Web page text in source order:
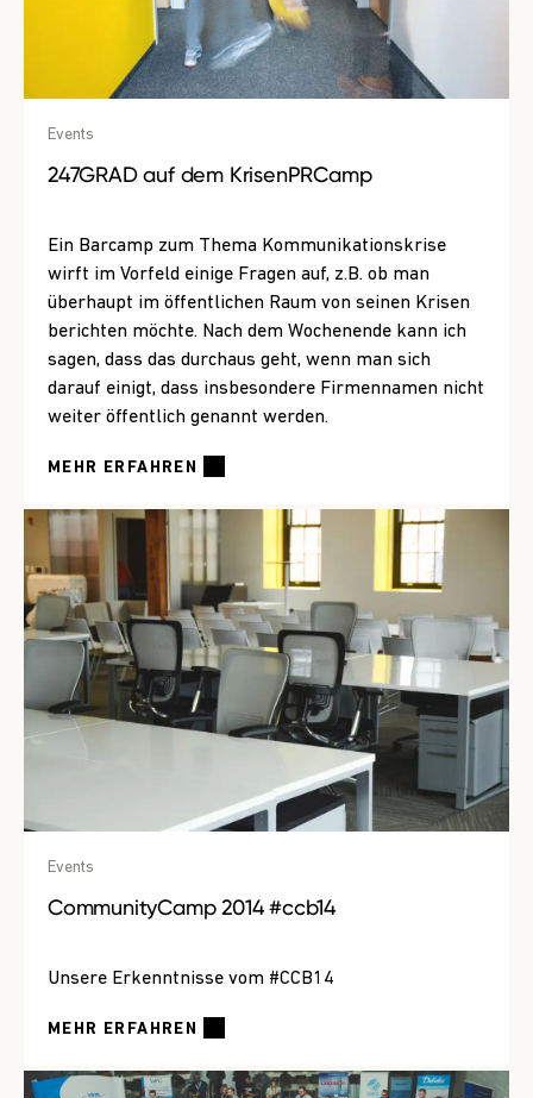
Events
247GRAD auf dem KrisenPRCamp
Ein Barcamp zum Thema Kommunikationskrise
wirft im Vorfeld einige Fragen auf, z.B. ob man
überhaupt im öffentlichen Raum von seinen Krisen
berichten möchte. Nach dem Wochenende kann ich
sagen, dass das durchaus geht, wenn man sich
darauf einigt, dass insbesondere Firmennamen nicht
weiter öffentlich genannt werden.
MEHR ERFAHREN
Events
CommunityCamp 2014 #ccb14
Unsere Erkenntnisse vom #CCB14
MEHR ERFAHREN